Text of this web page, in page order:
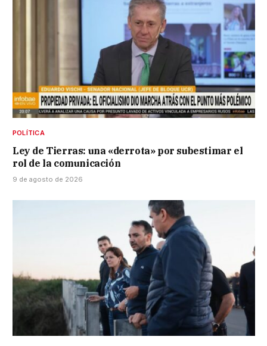
POLÍTICA
Ley de Tierras: una «derrota» por subestimar el
rol de la comunicación
9 de agosto de 2026